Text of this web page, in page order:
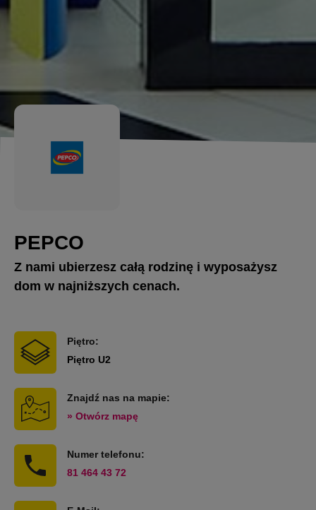
PEPCO
Z nami ubierzesz całą rodzinę i wyposażysz
dom w najniższych cenach.
Piętro:
Piętro U2
Znajdź nas na mapie:
» Otwórz mapę
Numer telefonu:
81 464 43 72